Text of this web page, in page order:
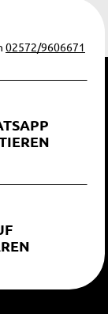
02572/9606671